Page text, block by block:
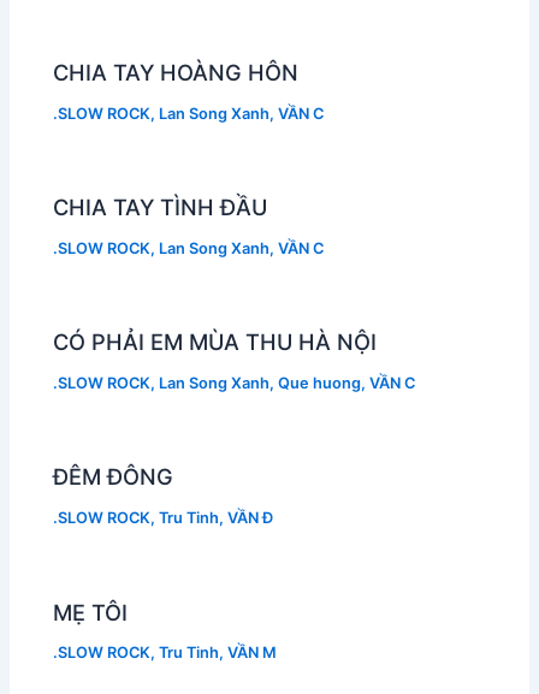
CHIA TAY HOÀNG HÔN
.SLOW ROCK, Lan Song Xanh,VẦN C
CHIA TAY TÌNH ĐẦU
.SLOW ROCK, Lan Song Xanh,VẦN C
CÓ PHẢI EM MÙA THU HÀ NỘI
.SLOW ROCK, Lan Song Xanh,Que huong,VẦN C
ĐÊM ĐÔNG
.SLOW ROCK,Tru Tinh,VẦN Đ
MẸ TÔI
.SLOW ROCK,Tru Tinh,VẦN M